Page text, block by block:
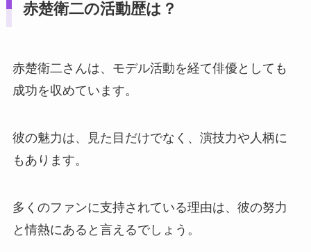
赤楚衛二の活動歴は？
赤楚衛二さんは、モデル活動を経て俳優としても
成功を収めています。
彼の魅力は、見た目だけでなく、演技力や人柄に
もあります。
多くのファンに支持されている理由は、彼の努力
と情熱にあると言えるでしょう。